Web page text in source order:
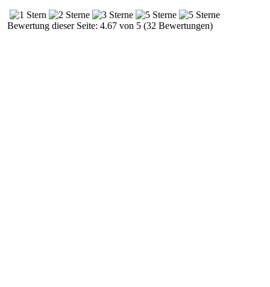
Bewertung dieser Seite: 4.67 von 5 (32 Bewertungen)